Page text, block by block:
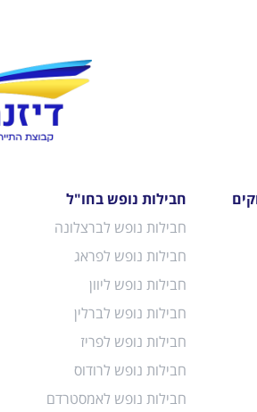
חבילות נופש בחו"ל
חבילות נופש לברצלונה
חבילות נופש לפראג
חבילות נופש ליוון
חבילות נופש לברלין
חבילות נופש לפריז
חבילות נופש לרודוס
חבילות נופש לאמסטרדם